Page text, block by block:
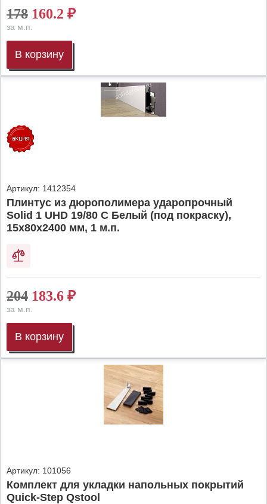
178 160.2 ₽
за м.п.
В корзину
Артикул: 1412354
Плинтус из дюрополимера ударопрочный
Solid 1 UHD 19/80 C Белый (под покраску),
15х80х2400 мм, 1 м.п.
204 183.6 ₽
за м.п.
В корзину
Артикул: 101056
Комплект для укладки напольных покрытий
Quick-Step Qstool